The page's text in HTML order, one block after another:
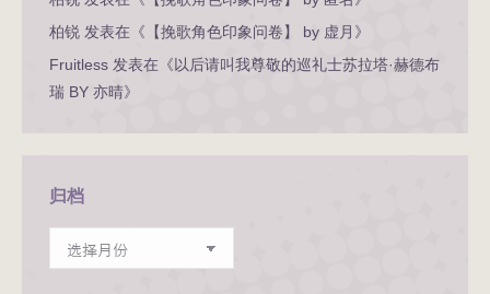
柏锐 发表在《 【挽歌角色印象问卷】 by 虚月 》
Fruitless 发表在《以后请叫我尊敬的巡礼士苏拉塔·赫德布
瑞 BY 亦晴》
归档
档